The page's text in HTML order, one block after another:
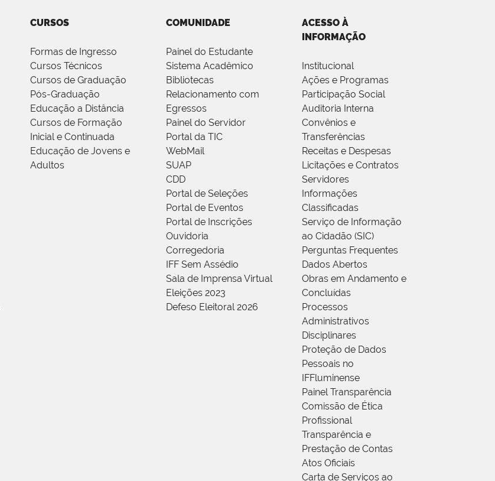
CURSOS
Formas de Ingresso
Cursos Técnicos
Cursos de Graduação
Pós-Graduação
Educação a Distância
Cursos de Formação
Inicial e Continuada
Educação de Jovens e
Adultos
COMUNIDADE
Painel do Estudante
Sistema Acadêmico
Bibliotecas
Relacionamento com
Egressos
Painel do Servidor
Portal da TIC
WebMail
SUAP
CDD
Portal de Seleções
Portal de Eventos
Portal de Inscrições
Ouvidoria
Corregedoria
IFF Sem Assédio
Sala de Imprensa Virtual
Eleições 2023
Defeso Eleitoral 2026
ACESSO À
INFORMAÇÃO
Institucional
Ações e Programas
Participação Social
Auditoria Interna
Convênios e
Transferências
Receitas e Despesas
Licitações e Contratos
Servidores
Informações
Classificadas
Serviço de Informação
ao Cidadão (SIC)
Perguntas Frequentes
Dados Abertos
Obras em Andamento e
Concluídas
Processos
Administrativos
Disciplinares
Proteção de Dados
Pessoais no
IFFluminense
Painel Transparência
Comissão de Ética
Profissional
Transparência e
Prestação de Contas
Atos Oficiais
Carta de Serviços ao